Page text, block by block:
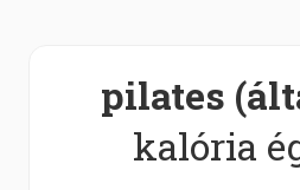
pilates
kalória